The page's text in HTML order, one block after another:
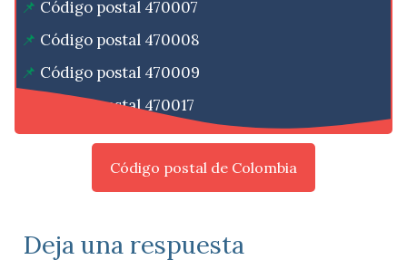
Código postal 470007
Código postal 470008
Código postal 470009
Código postal 470017
Código postal de Colombia
Deja una respuesta